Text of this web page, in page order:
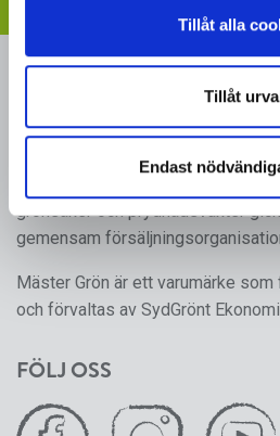
Tillåt alla
Tillåt
Endast
Sveriges i särklass största, tillika
kruk- och utplanteringsväxter.
tillbaka till 1950-talet, då ett antal
grönsaker och prydnadsväxter
gemensam
Mäster Grön är ett varumärke
och förvaltas av SydGrönt
FÖLJ OSS